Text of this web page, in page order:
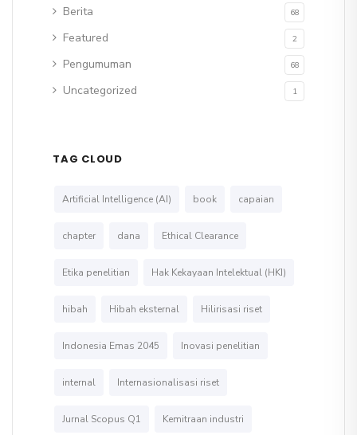
Berita 68
Featured 2
Pengumuman 68
Uncategorized 1
TAG CLOUD
Artificial Intelligence (AI) book capaian
chapter dana Ethical Clearance
Etika penelitian Hak Kekayaan Intelektual (HKI)
hibah Hibah eksternal Hilirisasi riset
Indonesia Emas 2045 Inovasi penelitian
internal Internasionalisasi riset
Jurnal Scopus Q1 Kemitraan industri